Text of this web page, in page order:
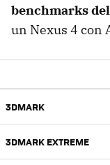
benchmarks
un Nexus 4 con
3DMARK
3DMARK EXTREME